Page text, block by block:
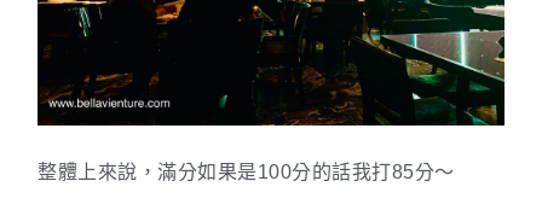
整體上來說，滿分如果是100分的話我打85分～